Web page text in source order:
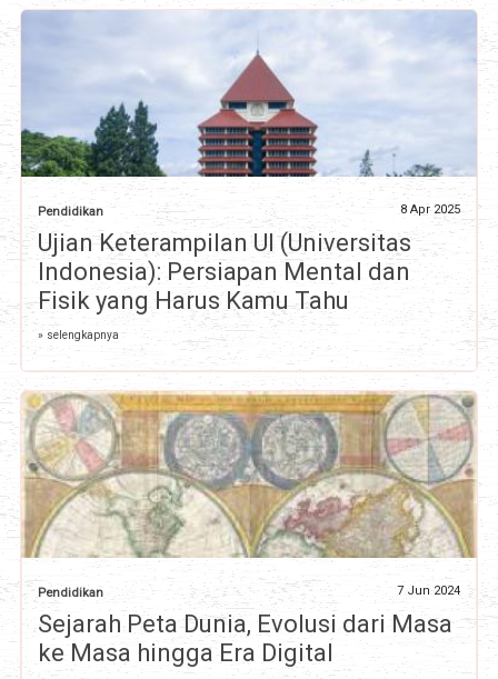
Pendidikan 8 Apr 2025
Ujian Keterampilan UI (Universitas
Indonesia): Persiapan Mental dan
Fisik yang Harus Kamu Tahu
» selengkapnya
Pendidikan 7 Jun 2024
Sejarah Peta Dunia, Evolusi dari Masa
ke Masa hingga Era Digital